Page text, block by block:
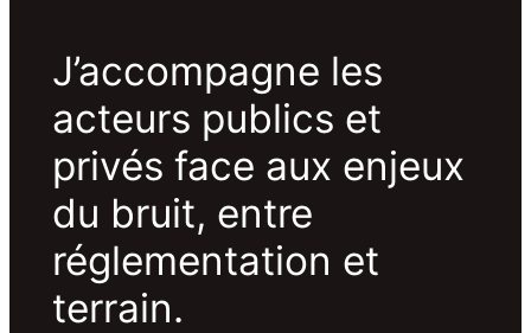
J’accompagne les
acteurs publics et
privés face aux enjeux
du bruit, entre
réglementation et
terrain.